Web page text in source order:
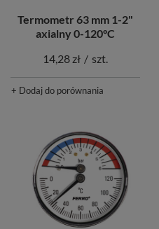
Termometr 63 mm 1-2"
axialny 0-120°C
14,28 zł / szt.
+ Dodaj do porównania